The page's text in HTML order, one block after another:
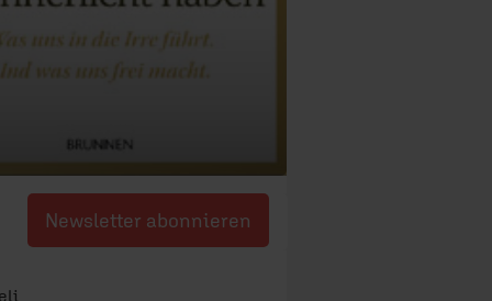
Newsletter abonnieren